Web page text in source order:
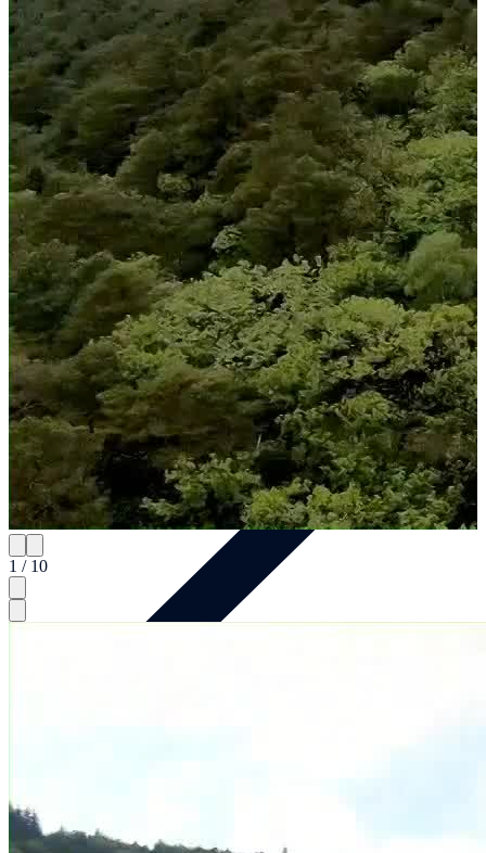
1 / 10
Teamevents